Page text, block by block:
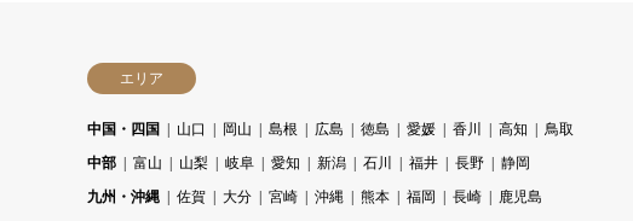
エリア
中国・四国 山口 岡山 島根 広島 徳島 愛媛 香川 高知
鳥取
中部
富山 山梨 岐阜 愛知 新潟 石川 福井 長野
静岡
九州・沖縄
佐賀 大分 宮崎 沖縄 熊本 福岡 長崎
鹿児島